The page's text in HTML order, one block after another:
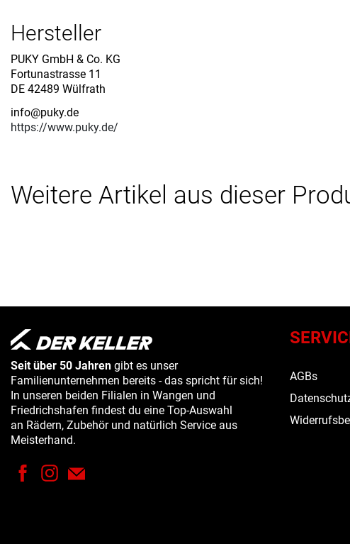
Hersteller
PUKY GmbH & Co. KG
Fortunastrasse 11
DE 42489 Wülfrath
info@puky.de
https://www.puky.de/
Weitere Artikel aus dieser
Seit über 50 Jahren gibt es unser
Familienunternehmen bereits - das spricht für sich!
In unseren beiden Filialen in Wangen und
Friedrichshafen findest du eine Top-Auswahl
an Rädern, Zubehör und natürlich Service aus
Meisterhand.
AGBs